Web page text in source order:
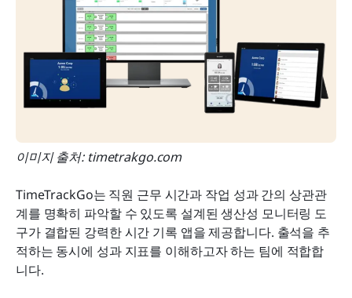
이미지 출처: timetrakgo.com
TimeTrackGo는 직원 근무 시간과 작업 성과 간의 상관관
계를 명확히 파악할 수 있도록 설계된 생산성 모니터링 도
구가 결합된 강력한 시간 기록 앱을 제공합니다. 출석을 추
적하는 동시에 성과 지표를 이해하고자 하는 팀에 적합합
니다.